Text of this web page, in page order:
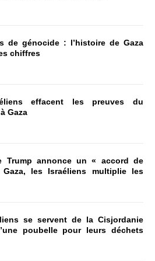
de génocide : l’histoire de Gaza
chiffres
effacent les preuves du
Gaza
Trump annonce un « accord de
les Israéliens multiplie les
se servent de la Cisjordanie
poubelle pour leurs déchets